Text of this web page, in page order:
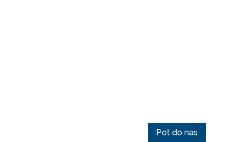
Pot do nas